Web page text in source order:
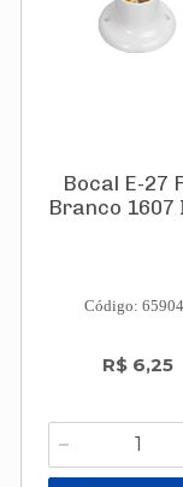
Bocal E-27
Branco 1607
Código:
R$ 6,25